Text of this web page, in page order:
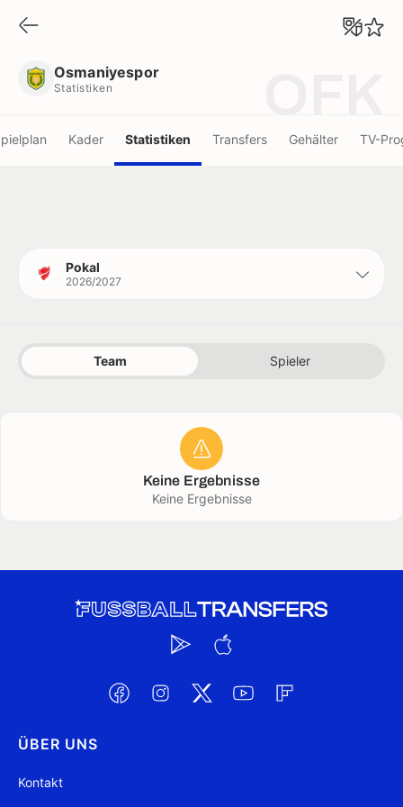
Osmaniyespor
Statistiken
Kader Statistiken Transfers Gehälter TV-
Pokal
2026/2027
Team Spieler
Keine Ergebnisse
Keine Ergebnisse
ÜBER UNS
Kontakt